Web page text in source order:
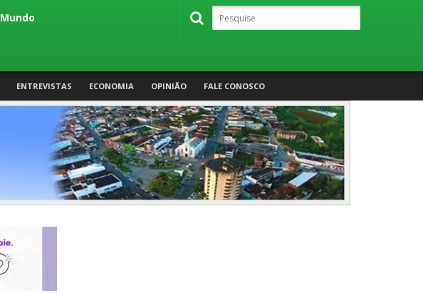
Mundo
ENTREVISTAS ECONOMIA OPINIÃO FALE CONOSCO